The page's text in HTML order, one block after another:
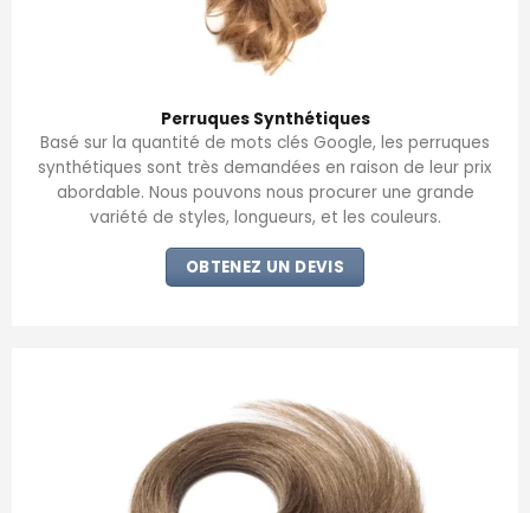
Perruques Synthétiques
Basé sur la quantité de mots clés Google, les perruques
synthétiques sont très demandées en raison de leur prix
abordable. Nous pouvons nous procurer une grande
variété de styles, longueurs, et les couleurs.
OBTENEZ UN DEVIS